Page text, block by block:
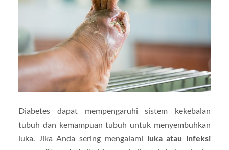
Diabetes dapat mempengaruhi sistem kekebalan
tubuh dan kemampuan tubuh untuk menyembuhkan
luka. Jika Anda sering mengalami luka atau infeksi